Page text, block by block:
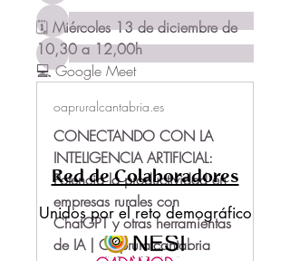
🗓️ Miércoles 13 de diciembre de
10,30 a 12,00h
💻 Google Meet
oapruralcantabria.es
CONECTANDO CON LA
INTELIGENCIA ARTIFICIAL:
Potencia la productividad en
empresas rurales con
ChatGPT y otras herramientas
de IA | Oapruralcantabria
Ver todo Citizens (1343)
Red de Colaboradores
Unidos por el reto demográfico